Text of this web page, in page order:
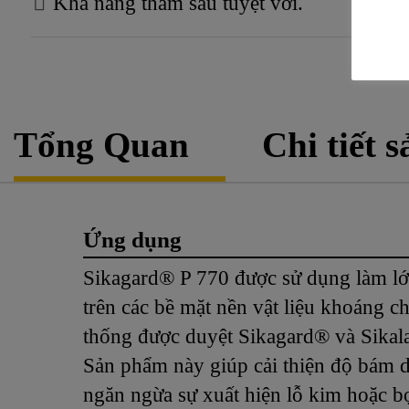
Công nghệ này không nhạy cảm với độ
và giảm thiểu các rủi ro tiềm tàng liên
Tổng Quan Chi tiết
Ứng dụng
Sikagard® P 770 được sử dụng làm
trên các bề mặt nền vật liệu khoáng
thống được duyệt Sikagard® và
Sản phẩm này giúp cải thiện độ bám
ngăn ngừa sự xuất hiện lỗ kim hoặc